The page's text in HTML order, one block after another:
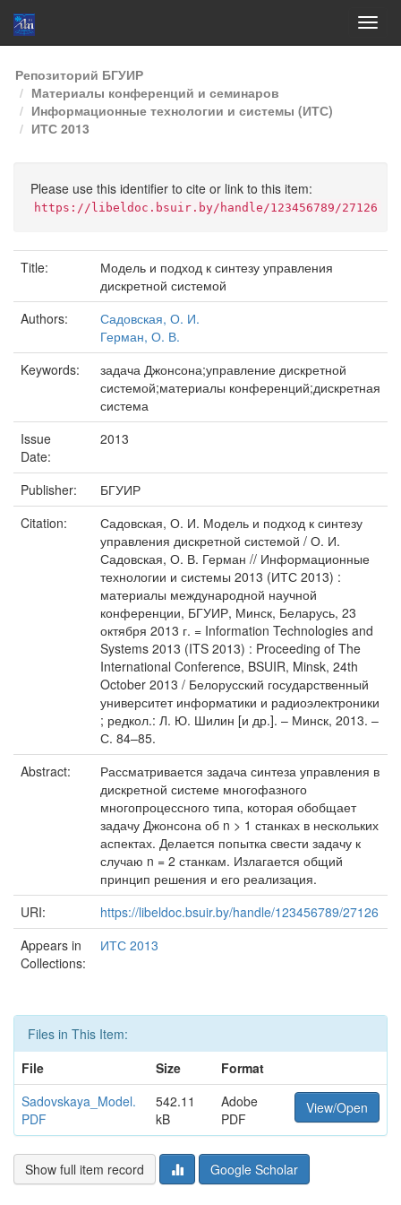
Skip
navigation
Репозиторий БГУИР
Материалы конференций и семинаров
Информационные технологии и системы (ИТС)
ИТС 2013
Please use this identifier to cite or link to this item:
https://libeldoc.bsuir.by/handle/123456789/27126
Title:
Модель и подход к синтезу управления
дискретной системой
Authors:
Садовская, О. И.
Герман, О. В.
Keywords:
задача Джонсона;управление дискретной
системой;материалы конференций;дискретная
система
Issue
Date:
2013
Publisher:
БГУИР
Citation:
Садовская, О. И. Модель и подход к синтезу
управления дискретной системой / О. И.
Садовская, О. В. Герман // Информационные
технологии и системы 2013 (ИТС 2013) :
материалы международной научной
конференции, БГУИР, Минск, Беларусь, 23
октября 2013 г. = Information Technologies and
Systems 2013 (ITS 2013) : Proceeding of The
International Conference, BSUIR, Minsk, 24th
October 2013 / Белорусский государственный
университет информатики и радиоэлектроники
; редкол.: Л. Ю. Шилин [и др.]. – Минск, 2013. –
С. 84–85.
Abstract:
Рассматривается задача синтеза управления в
дискретной системе многофазного
многопроцессного типа, которая обобщает
задачу Джонсона об n > 1 станках в нескольких
аспектах. Делается попытка свести задачу к
случаю n = 2 станкам. Излагается общий
принцип решения и его реализация.
URI:
https://libeldoc.bsuir.by/handle/123456789/27126
Appears in
Collections:
ИТС 2013
Files in This Item:
File
Size
Format
Sadovskaya_Model.
PDF
542.11
kB
Adobe
PDF
View/Open
Show full item record Google Scholar